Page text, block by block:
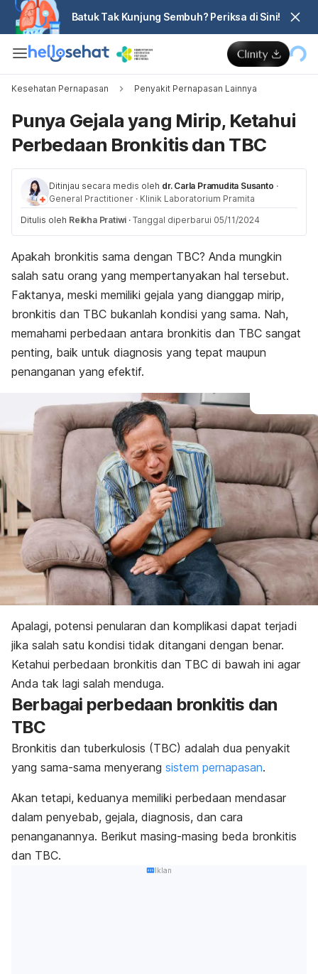
Batuk Tak Kunjung Sembuh? Periksa di Sini!
Kesehatan Pernapasan Penyakit Pernapasan Lainnya
Punya Gejala yang Mirip, Ketahui
Perbedaan Bronkitis dan TBC
Ditinjau secara medis oleh dr. Carla Pramudita Susanto ·
General Practitioner · Klinik Laboratorium Pramita
Ditulis oleh Reikha Pratiwi · Tanggal diperbarui 05/11/2024
Apakah bronkitis sama dengan TBC? Anda mungkin
salah satu orang yang mempertanyakan hal tersebut.
Faktanya, meski memiliki gejala yang dianggap mirip,
bronkitis dan TBC bukanlah kondisi yang sama. Nah,
memahami perbedaan antara bronkitis dan TBC sangat
penting, baik untuk diagnosis yang tepat maupun
penanganan yang efektif.
Apalagi, potensi penularan dan komplikasi dapat terjadi
jika salah satu kondisi tidak ditangani dengan benar.
Ketahui perbedaan bronkitis dan TBC di bawah ini agar
Anda tak lagi salah menduga.
Berbagai perbedaan bronkitis dan
TBC
Bronkitis dan tuberkulosis (TBC) adalah dua penyakit
yang sama-sama menyerang sistem pernapasan.
Akan tetapi, keduanya memiliki perbedaan mendasar
dalam penyebab, gejala, diagnosis, dan cara
penanganannya. Berikut masing-masing beda bronkitis
dan TBC.
Iklan